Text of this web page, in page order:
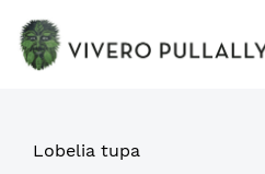
Lobelia tupa